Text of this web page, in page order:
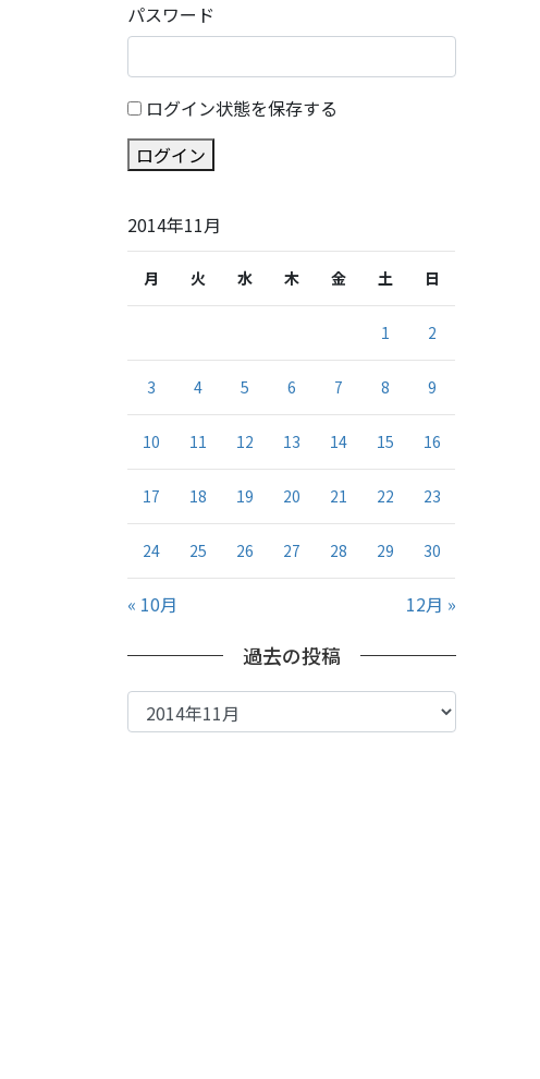
パスワード
ログイン状態を保存する
ログイン
2014年11月
月 火 水 木 金 土 日
1 2
3 4 5 6 7 8 9
10 11 12 13 14 15 16
17 18 19 20 21 22 23
24 25 26 27 28 29 30
« 10月 12月 »
過去の投稿
過
去